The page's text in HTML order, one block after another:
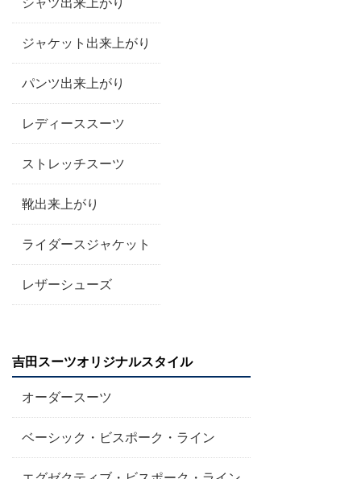
ジャケット出来上がり
パンツ出来上がり
レディーススーツ
ストレッチスーツ
靴出来上がり
ライダースジャケット
レザーシューズ
吉田スーツオリジナルスタイル
オーダースーツ
ベーシック・ビスポーク・ライン